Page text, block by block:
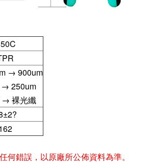
→ 900um
→ 250um
→ 裸光纖
何錯誤，以原廠所公佈資料為準。